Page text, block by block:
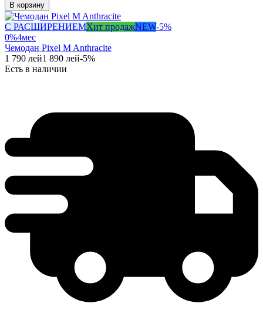
В корзину
С РАСШИРЕНИЕМХит продажNEW-5%
0%4мес
Чемодан Pixel M Anthracite
1 790 лей1 890 лей-5%
Есть в наличии